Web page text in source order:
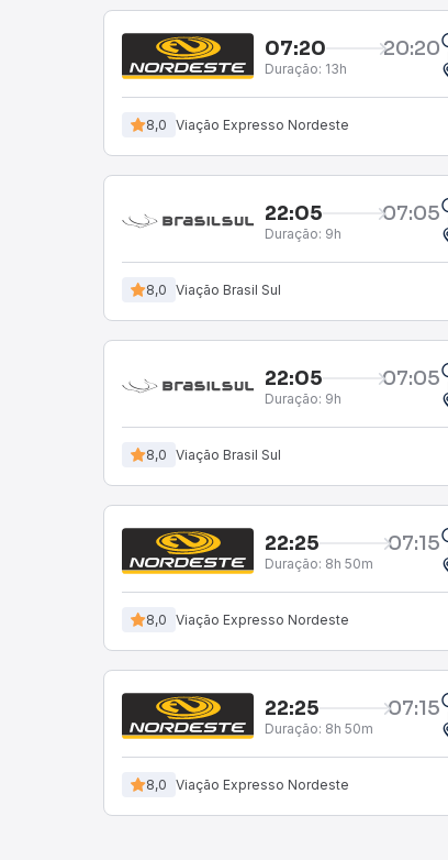
07:20 20:20
Duração: 13h
8,0 Viação Expresso Nordeste
22:05 07:05
Duração: 9h
8,0 Viação Brasil Sul
22:05 07:05
Duração: 9h
8,0 Viação Brasil Sul
22:25 07:15
Duração: 8h 50m
8,0 Viação Expresso Nordeste
22:25 07:15
Duração: 8h 50m
8,0 Viação Expresso Nordeste